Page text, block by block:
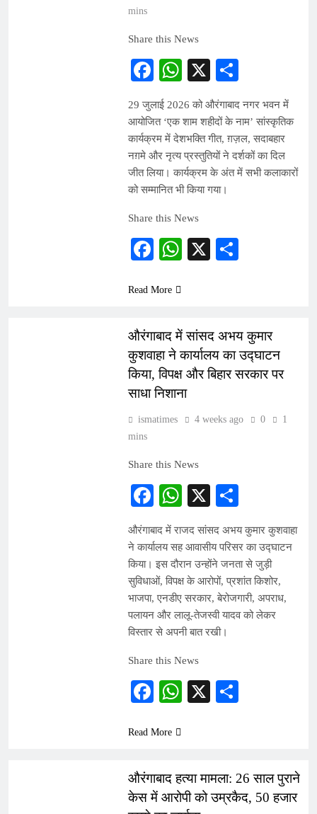
mins
Share this News
Facebook
WhatsApp
X
29 जुलाई 2026 को औरंगाबाद नगर भवन में
आयोजित ‘एक शाम शहीदों के नाम’ सांस्कृतिक
कार्यक्रम में देशभक्ति गीत, ग़ज़ल, सदाबहार
नग़मे और नृत्य प्रस्तुतियों ने दर्शकों का दिल
जीत लिया। कार्यक्रम के अंत में सभी कलाकारों
को सम्मानित भी किया गया।
Share this News
Facebook
WhatsApp
X
Read More
औरंगाबाद में सांसद अभय कुमार
कुशवाहा ने कार्यालय का उद्घाटन
किया, विपक्ष और बिहार सरकार पर
साधा निशाना
ismatimes 4 weeks ago 0
1
mins
Share this News
Facebook
WhatsApp
X
औरंगाबाद में राजद सांसद अभय कुमार कुशवाहा
ने कार्यालय सह आवासीय परिसर का उद्घाटन
किया। इस दौरान उन्होंने जनता से जुड़ी
सुविधाओं, विपक्ष के आरोपों, प्रशांत किशोर,
भाजपा, एनडीए सरकार, बेरोजगारी, अपराध,
पलायन और लालू-तेजस्वी यादव को लेकर
विस्तार से अपनी बात रखी।
Share this News
Facebook
WhatsApp
X
Read More
औरंगाबाद हत्या मामला: 26 साल पुराने
केस में आरोपी को उम्रकैद, 50 हजार